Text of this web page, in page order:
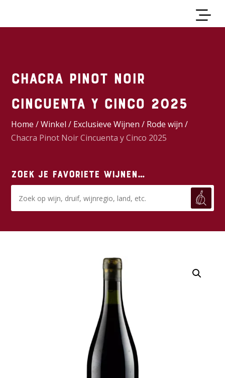
Chacra Pinot Noir
Cincuenta y Cinco 2025
Home /Winkel / Exclusieve Wijnen / Rode wijn /
Chacra Pinot Noir Cincuenta y Cinco 2025
Zoek je favoriete wijnen…